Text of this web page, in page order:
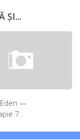
ȘI...
Eden —
7